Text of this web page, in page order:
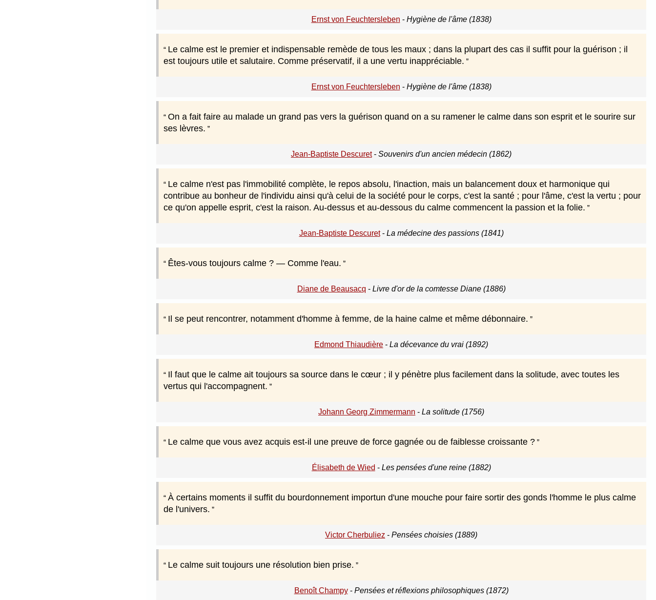
Ernst von Feuchtersleben - Hygiène de l'âme (1838)
Le calme est le premier et indispensable remède de tous les maux ; dans la plupart des cas il suffit pour la guérison ; il
est toujours utile et salutaire. Comme préservatif, il a une vertu inappréciable.
Ernst von Feuchtersleben - Hygiène de l'âme (1838)
On a fait faire au malade un grand pas vers la guérison quand on a su ramener le calme dans son esprit et le sourire sur
ses lèvres.
Jean-Baptiste Descuret- Souvenirs d'un ancien médecin (1862)
Le calme n'est pas l'immobilité complète, le repos absolu, l'inaction, mais un balancement doux et harmonique qui
contribue au bonheur de l'individu ainsi qu'à celui de la société pour le corps, c'est la santé ; pour l'âme, c'est la vertu ; pour
ce qu'on appelle esprit, c'est la raison. Au-dessus et au-dessous du calme commencent la passion et la folie.
Jean-Baptiste Descuret- La médecine des passions (1841)
Êtes-vous toujours calme ? — Comme l'eau.
Diane de Beausacq - Livre d'or de la comtesse Diane (1886)
Il se peut rencontrer, notamment d'homme à femme, de la haine calme et même débonnaire.
Edmond Thiaudière - La décevance du vrai (1892)
Il faut que le calme ait toujours sa source dans le cœur ; il y pénètre plus facilement dans la solitude, avec toutes les
vertus qui l'accompagnent.
Johann Georg Zimmermann - La solitude (1756)
Le calme que vous avez acquis est-il une preuve de force gagnée ou de faiblesse croissante ?
Élisabeth de Wied - Les pensées d'une reine (1882)
À certains moments il suffit du bourdonnement importun d'une mouche pour faire sortir des gonds l'homme le plus calme
de l'univers.
Victor Cherbuliez - Pensées choisies (1889)
Le calme suit toujours une résolution bien prise.
Benoît Champy- Pensées et réflexions philosophiques (1872)